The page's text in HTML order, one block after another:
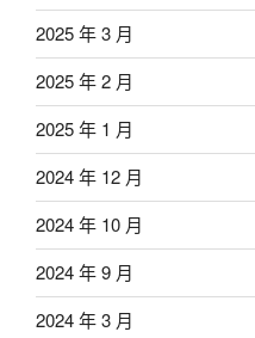
2025 年 3 月
2025 年 2 月
2025 年 1 月
2024 年 12 月
2024 年 10 月
2024 年 9 月
2024 年 3 月